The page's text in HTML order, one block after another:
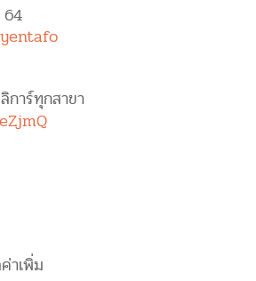
การ์ทุกสาขา
าเพิ่ม